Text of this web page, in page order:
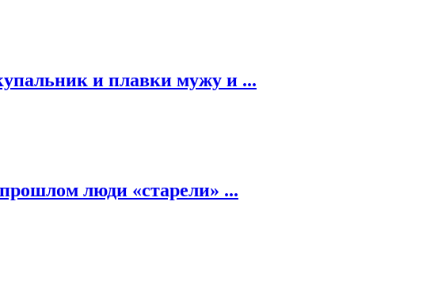
и плавки мужу и ...
люди «старели» ...